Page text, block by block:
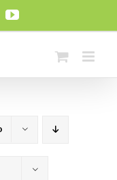
YouTube